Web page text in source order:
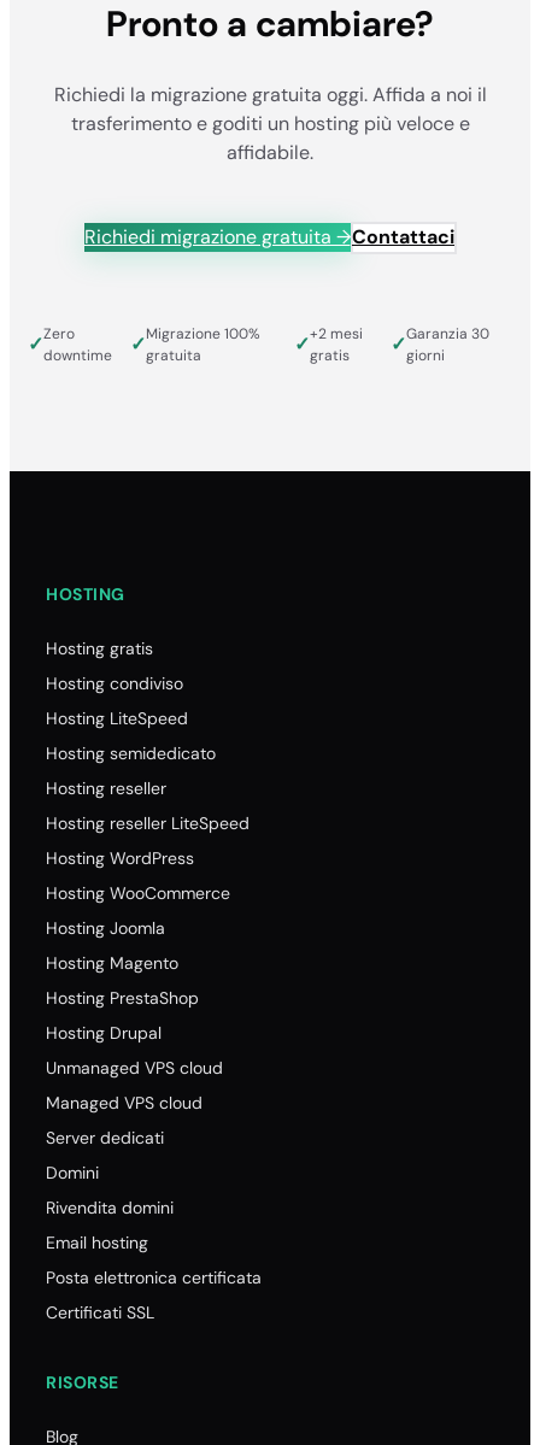
Pronto a cambiare?
Richiedi la migrazione gratuita oggi. Affida a noi il
trasferimento e goditi un hosting più veloce e
affidabile.
Richiedi migrazione gratuita →Contattaci
✓Zero
downtime
✓Migrazione 100%
gratuita
✓+2 mesi
gratis
✓Garanzia 30
giorni
HOSTING
Hosting gratis
Hosting condiviso
Hosting LiteSpeed
Hosting semidedicato
Hosting reseller
Hosting reseller LiteSpeed
Hosting WordPress
Hosting WooCommerce
Hosting Joomla
Hosting Magento
Hosting PrestaShop
Hosting Drupal
Unmanaged VPS cloud
Managed VPS cloud
Server dedicati
Domini
Rivendita domini
Email hosting
Posta elettronica certificata
Certificati SSL
RISORSE
Blog